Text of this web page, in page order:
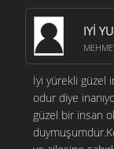
IYI
İyi yürekli güzel
odur diye
güzel bir insan